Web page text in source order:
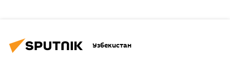
Узбекистан